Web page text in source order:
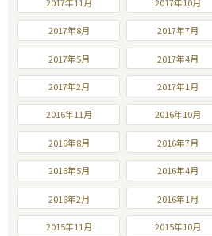
2017年8月 2017年7月
2017年5月 2017年4月
2017年2月 2017年1月
2016年11月 2016年10月
2016年8月 2016年7月
2016年5月 2016年4月
2016年2月 2016年1月
2015年11月 2015年10月